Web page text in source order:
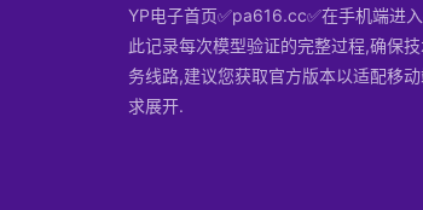
YP电子首页✅pa616.cc✅在手机端进
此记录每次模型验证的完整过程,确保
务线路,建议您获取官方版本以适配移
求展开.